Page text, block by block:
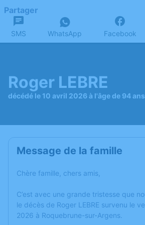
Partager
SMS WhatsApp Facebook
Roger LEBRE
décédé le 10 avril 2026 à l'âge de 94 ans
Message de la famille
Chère famille, chers amis,
C’est avec une grande tristesse que
le décès de Roger LEBRE survenu le
2026 à Roquebrune-sur-Argens.